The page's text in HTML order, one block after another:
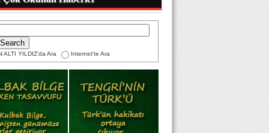
ALTI YILDIZ'da Ara Internet'te Ara